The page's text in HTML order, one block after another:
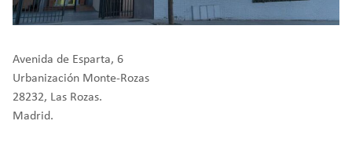
Avenida de Esparta, 6
Urbanización Monte-Rozas
28232, Las Rozas.
Madrid.